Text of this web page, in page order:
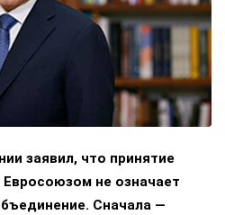
заявил, что принятие
Евросоюзом не означает
Сначала —